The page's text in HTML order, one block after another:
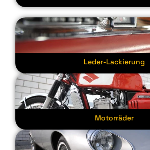
Leder-Lackierung
Motorräder